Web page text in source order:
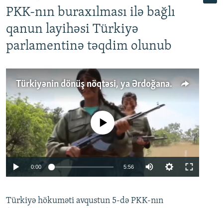
PKK-nın buraxılması ilə bağlı
qanun layihəsi Türkiyə
parlamentinə təqdim olunub
Türkiyənin dönüş nöqtəsi, ya Ərdoğana üçüncü şans: PKK ilə qəfil barışıq nə deməkdir?
No media source currently available
0:00 5:56
360p
Türkiyə hökuməti avqustun 5-də PKK-nın